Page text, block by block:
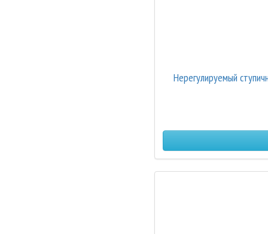
Нерегулируемый